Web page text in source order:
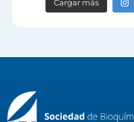
Cargar más